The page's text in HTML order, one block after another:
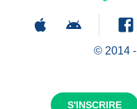
S'INSCRIRE
© 2014 -